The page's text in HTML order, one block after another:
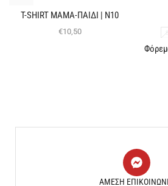
T-SHIRT ΜΑΜΑ-ΠΑΙΔΙ | Ν10
€10,50 S
ΑΜΕΣΗ